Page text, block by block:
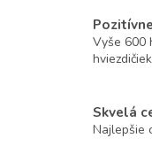
Vyše 600
Skvelá
Najlepšie